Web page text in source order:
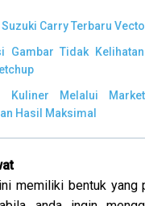
Carry Terbaru
Gambar Tidak
Kuliner Melalui
Hasil Maksimal
memiliki bentuk yang